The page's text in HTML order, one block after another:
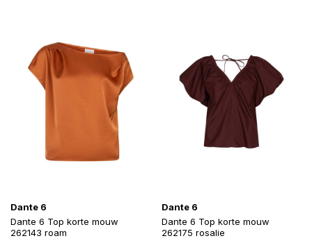
Dante 6
Dante 6 Top korte mouw
262143 roam
Dante 6
Dante 6 Top korte mouw
262175 rosalie